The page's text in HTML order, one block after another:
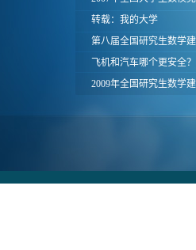
面
转载：我的大学
第八届全国研究生数学
告
飞机和汽车哪个更安全？
2009年全国研究生数学